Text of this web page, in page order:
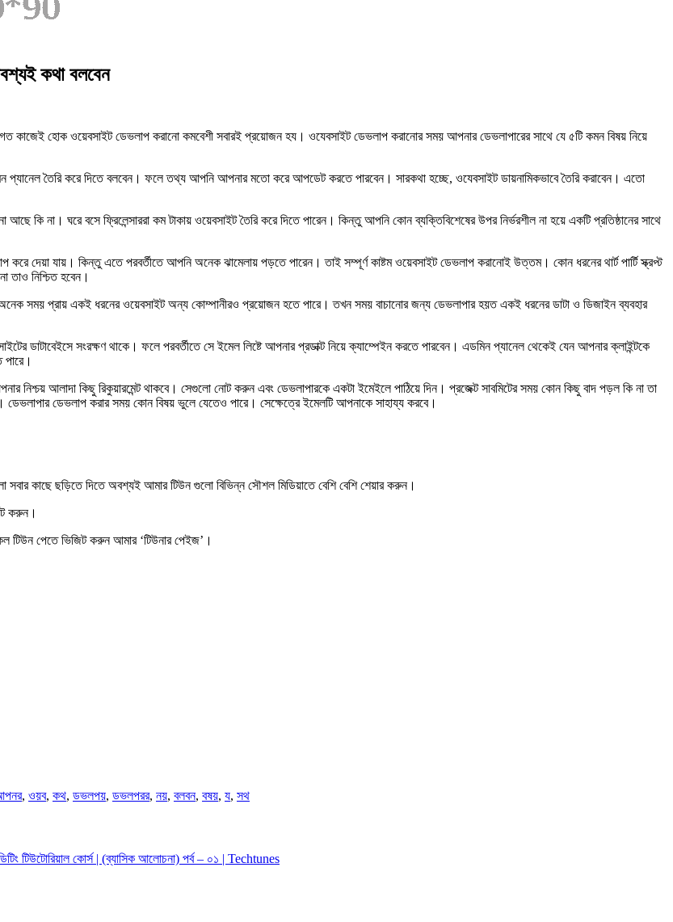
কথা বলবেন
হোক ওয়েবসাইট ডেভলাপ করানো কমবেশী সবারই প্রয়োজন হয। ওযেবসাইট ডেভলাপ করানোর সময় আপনার ডেভলাপারের সাথে যে ৫টি কমন বিষয় নিয়ে
তৈরি করে দিতে বলবেন। ফলে তথ্য আপনি আপনার মতো করে আপডেট করতে পারবেন। সারকথা হচ্ছে, ওযেবসাইট ডায়নামিকভাবে তৈরি করাবেন। এতো
আছে কি না। ঘরে বসে ফ্রিলেন্সাররা কম টাকায় ওয়েবসাইট তৈরি করে দিতে পারেন। কিন্তু আপনি কোন ব্যক্তিবিশেষের উপর নির্ভরশীল না হয়ে একটি প্রতিষ্ঠানের সাথে
করে দেয়া যায়। কিন্তু এতে পরবর্তীতে আপনি অনেক ঝামেলায় পড়তে পারেন। তাই সম্পূর্ণ কাষ্টম ওয়েবসাইট ডেভলাপ করানোই উত্তম। কোন ধরনের থার্ট পার্টি স্ক্রপ্ট
তাও নিশ্চিত হবেন।
সময় প্রায় একই ধরনের ওয়েবসাইট অন্য কোম্পানীরও প্রয়োজন হতে পারে। তখন সময় বাচানোর জন্য ডেভলাপার হয়ত একই ধরনের ডাটা ও ডিজাইন ব্যবহার
সংরক্ষণ থাকে। ফলে পরবর্তীতে সে ইমেল লিষ্টে আপনার প্রডাক্ট নিয়ে ক্যাম্পেইন করতে পারবেন। এডমিন প্যানেল থেকেই যেন আপনার ক্লাইন্টকে
আলাদা কিছু রিকুয়ারমেন্ট থাকবে। সেগুলো নোট করুন এবং ডেভলাপারকে একটা ইমেইলে পাঠিয়ে দিন। প্রজেক্ট সাবমিটের সময় কোন কিছু বাদ পড়ল কি না তা
ডেভলাপার ডেভলাপ করার সময় কোন বিষয় ভুলে যেতেও পারে। সেক্ষেত্রে ইমেলটি আপনাকে সাহায্য করবে।
কাছে ছড়িতে দিতে অবশ্যই আমার টিউন গুলো বিভিন্ন সৌশল মিডিয়াতে বেশি বেশিশেয়ার করুন।
করুন।
টিউন পেতে ভিজিট করুন আমার ‘টিউনার পেইজ’ ।
, ওয়ব, কথ, ডভলপয়, ডভলপরর, নয়, বলবন, বষয়, য, সথ
টিউটোরিয়াল কোর্স | (ব্যাসিক আলোচনা) পর্ব – ০১ | Techtunes